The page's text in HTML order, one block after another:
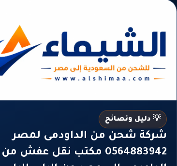
💡 دليل ونصائح
شركة شحن من الداودمى لمصر
0564883942 مكتب نقل عفش من